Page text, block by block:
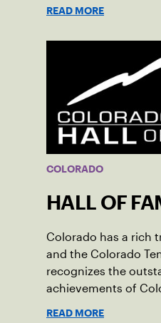
READ MORE
COLORADO
HALL OF
Colorado has a rich
and the Colorado
recognizes the
achievements of
READ MORE